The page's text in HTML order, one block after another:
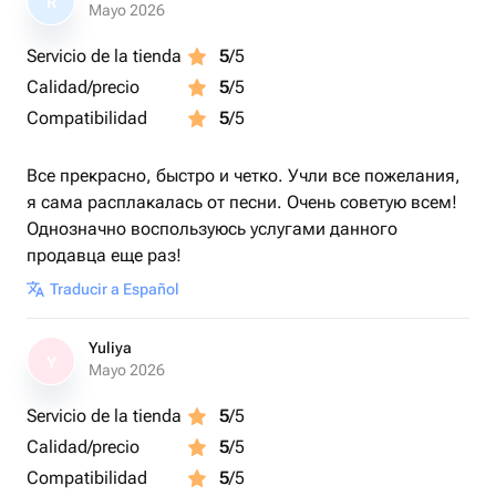
Mayo 2026
Servicio de la tienda 5/5
Calidad/precio
5/5
Compatibilidad
5/5
Все прекрасно, быстро и четко. Учли все пожелания,
я сама расплакалась от песни. Очень советую всем!
Однозначно воспользуюсь услугами данного
продавца еще раз!
Traducir a Español
Yuliya
Mayo 2026
Servicio de la tienda 5/5
Calidad/precio
5/5
Compatibilidad
5/5